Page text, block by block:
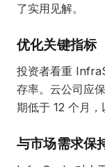
了实用见解。
优化关键指标
投资者看重
存率。云公司应
期低于 12 个月，
与市场需求保